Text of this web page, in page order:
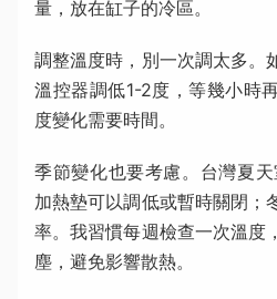
量，放在缸子的冷區。
調整溫度時，別一次調太多。
溫控器調低1-2度，等幾小時
度變化需要時間。
季節變化也要考慮。台灣夏
加熱墊可以調低或暫時關閉；
率。我習慣每週檢查一次溫度
塵，避免影響散熱。